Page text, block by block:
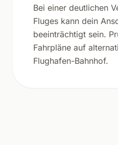
Bei einer deutlichen
Fluges kann dein
beeinträchtigt sein.
Fahrpläne auf
Flughafen-Bahnhof.